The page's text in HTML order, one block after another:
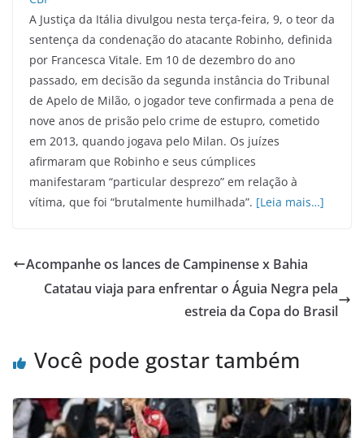
A Justiça da Itália divulgou nesta terça-feira, 9, o teor da
sentença da condenação do atacante Robinho, definida
por Francesca Vitale. Em 10 de dezembro do ano
passado, em decisão da segunda instância do Tribunal
de Apelo de Milão, o jogador teve confirmada a pena de
nove anos de prisão pelo crime de estupro, cometido
em 2013, quando jogava pelo Milan. Os juízes
afirmaram que Robinho e seus cúmplices
manifestaram “particular desprezo” em relação à
vítima, que foi “brutalmente humilhada”. [Leia mais…]
Acompanhe os lances de Campinense x Bahia
Catatau viaja para enfrentar o Águia Negra pela
estreia da Copa do Brasil
Você pode gostar também